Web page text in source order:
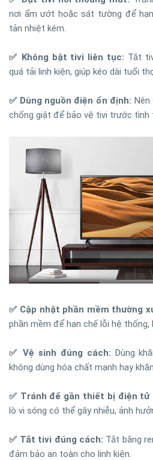
nơi ẩm ướt hoặc sát tường để
tản nhiệt kém.
✅ Không bật tivi liên tục: Tắt
quá tải linh kiện, giúp kéo dài tuổi
✅ Dùng nguồn điện ổn định: Nên
chống giật để bảo vệ tivi trước tình
✅ Cập nhật phần mềm thường
phần mềm để hạn chế lỗi hệ thống,
✅ Vệ sinh đúng cách: Dùng
không dùng hóa chất mạnh hay
✅ Tránh để gần thiết bị điện tử
lò vi sóng có thể gây nhiễu, ảnh
✅ Tắt tivi đúng cách: Tắt bằng
đảm bảo an toàn cho linh kiện.